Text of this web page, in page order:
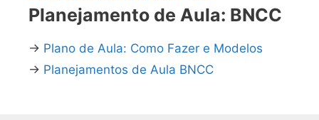
Planejamento de Aula: BNCC
→ Plano de Aula: Como Fazer e Modelos
→ Planejamentos de Aula BNCC